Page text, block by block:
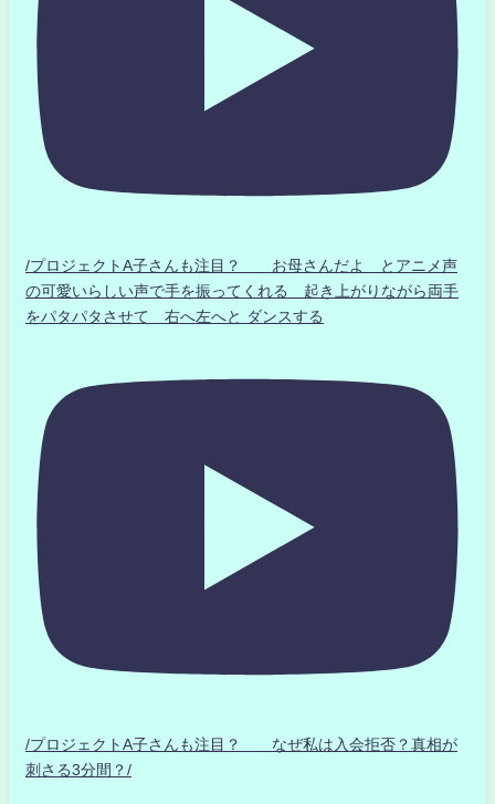
/プロジェクトA子さんも注目？ お母さんだよ とアニメ声
の可愛いらしい声で手を振ってくれる 起き上がりながら両手
をパタパタさせて 右へ左へと ダンスする
/プロジェクトA子さんも注目？ なぜ私は入会拒否？真相が
刺さる3分間？/